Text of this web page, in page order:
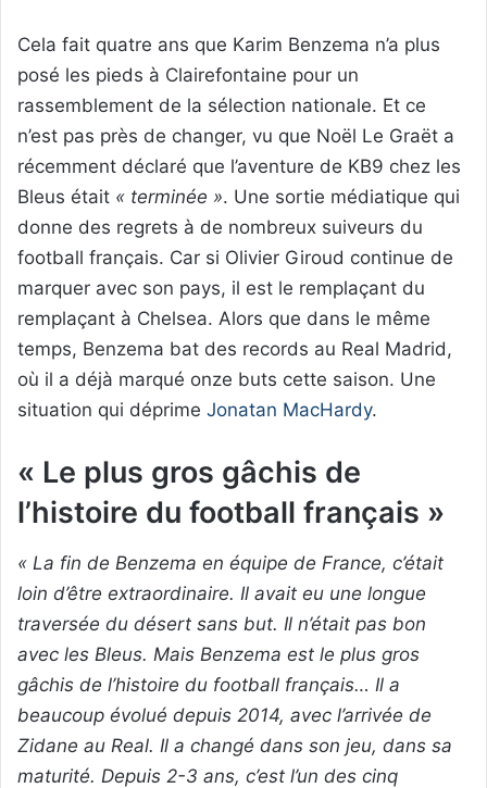
Cela fait quatre ans que Karim Benzema n’a plus
posé les pieds à Clairefontaine pour un
rassemblement de la sélection nationale. Et ce
n’est pas près de changer, vu que Noël Le Graët a
récemment déclaré que l’aventure de KB9 chez les
Bleus était « terminée ». Une sortie médiatique qui
donne des regrets à de nombreux suiveurs du
football français. Car si Olivier Giroud continue de
marquer avec son pays, il est le remplaçant du
remplaçant à Chelsea. Alors que dans le même
temps, Benzema bat des records au Real Madrid,
où il a déjà marqué onze buts cette saison. Une
situation qui déprime Jonatan MacHardy.
« Le plus gros gâchis de
l’histoire du football français »
« La fin de Benzema en équipe de France, c’était
loin d’être extraordinaire. Il avait eu une longue
traversée du désert sans but. Il n’était pas bon
avec les Bleus. Mais Benzema est le plus gros
gâchis de l’histoire du football français… Il a
beaucoup évolué depuis 2014, avec l’arrivée de
Zidane au Real. Il a changé dans son jeu, dans sa
maturité. Depuis 2-3 ans, c’est l’un des cinq